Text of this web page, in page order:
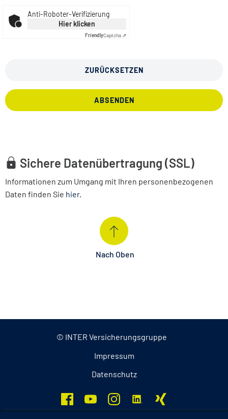
Anti-Roboter-Verifizierung
Hier klicken
FriendlyCaptcha ⇗
ZURÜCKSETZEN
ABSENDEN
Sichere Datenübertragung (SSL)
Informationen zum Umgang mit Ihren personenbezogenen
Daten finden Sie hier.
Nach Oben
© INTER Versicherungsgruppe
Impressum
Datenschutz